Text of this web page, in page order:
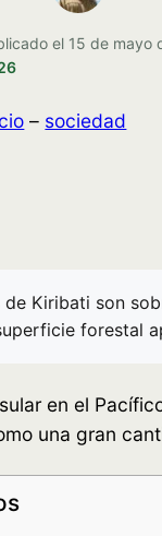
el 15 de mayo
– sociedad
de Kiribati son
forestal
en el
una gran